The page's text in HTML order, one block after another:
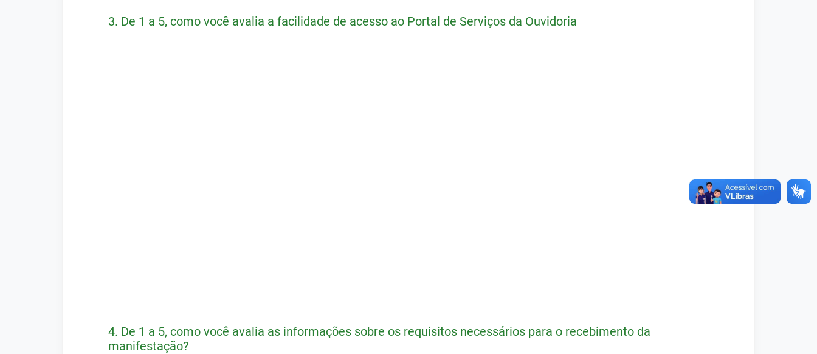
3. De 1 a 5, como você avalia a facilidade de acesso ao Portal de Serviços da Ouvidoria
4. De 1 a 5, como você avalia as informações sobre os requisitos necessários para o recebimento da
manifestação?